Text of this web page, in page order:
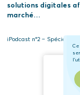
solutions digitales
marché…
iPodcast n°2 – Spécial Simi